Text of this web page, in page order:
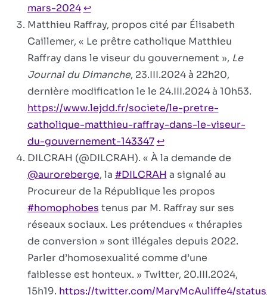
mars-2024 ↩︎
Matthieu Raffray, propos cité par Élisabeth
Caillemer, « Le prêtre catholique Matthieu
Raffray dans le viseur du gouvernement », Le
Journal du Dimanche, 23.III.2024 à 22h20,
dernière modification le le 24.III.2024 à 10h53.
https://www.lejdd.fr/societe/le-pretre-
catholique-matthieu-raffray-dans-le-viseur-
du-gouvernement-143347 ↩︎
DILCRAH (@DILCRAH). « À la demande de
@auroreberge, la #DILCRAH a signalé au
Procureur de la République les propos
#homophobes tenus par M. Raffray sur ses
réseaux sociaux. Les prétendues « thérapies
de conversion » sont illégales depuis 2022.
Parler d’homosexualité comme d’une
faiblesse est honteux. » Twitter, 20.III.2024,
15h19. https://twitter.com/MaryMcAuliffe4/